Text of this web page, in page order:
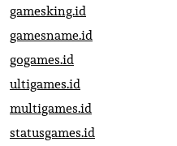
gamesking.id
gamesname.id
gogames.id
ultigames.id
multigames.id
statusgames.id